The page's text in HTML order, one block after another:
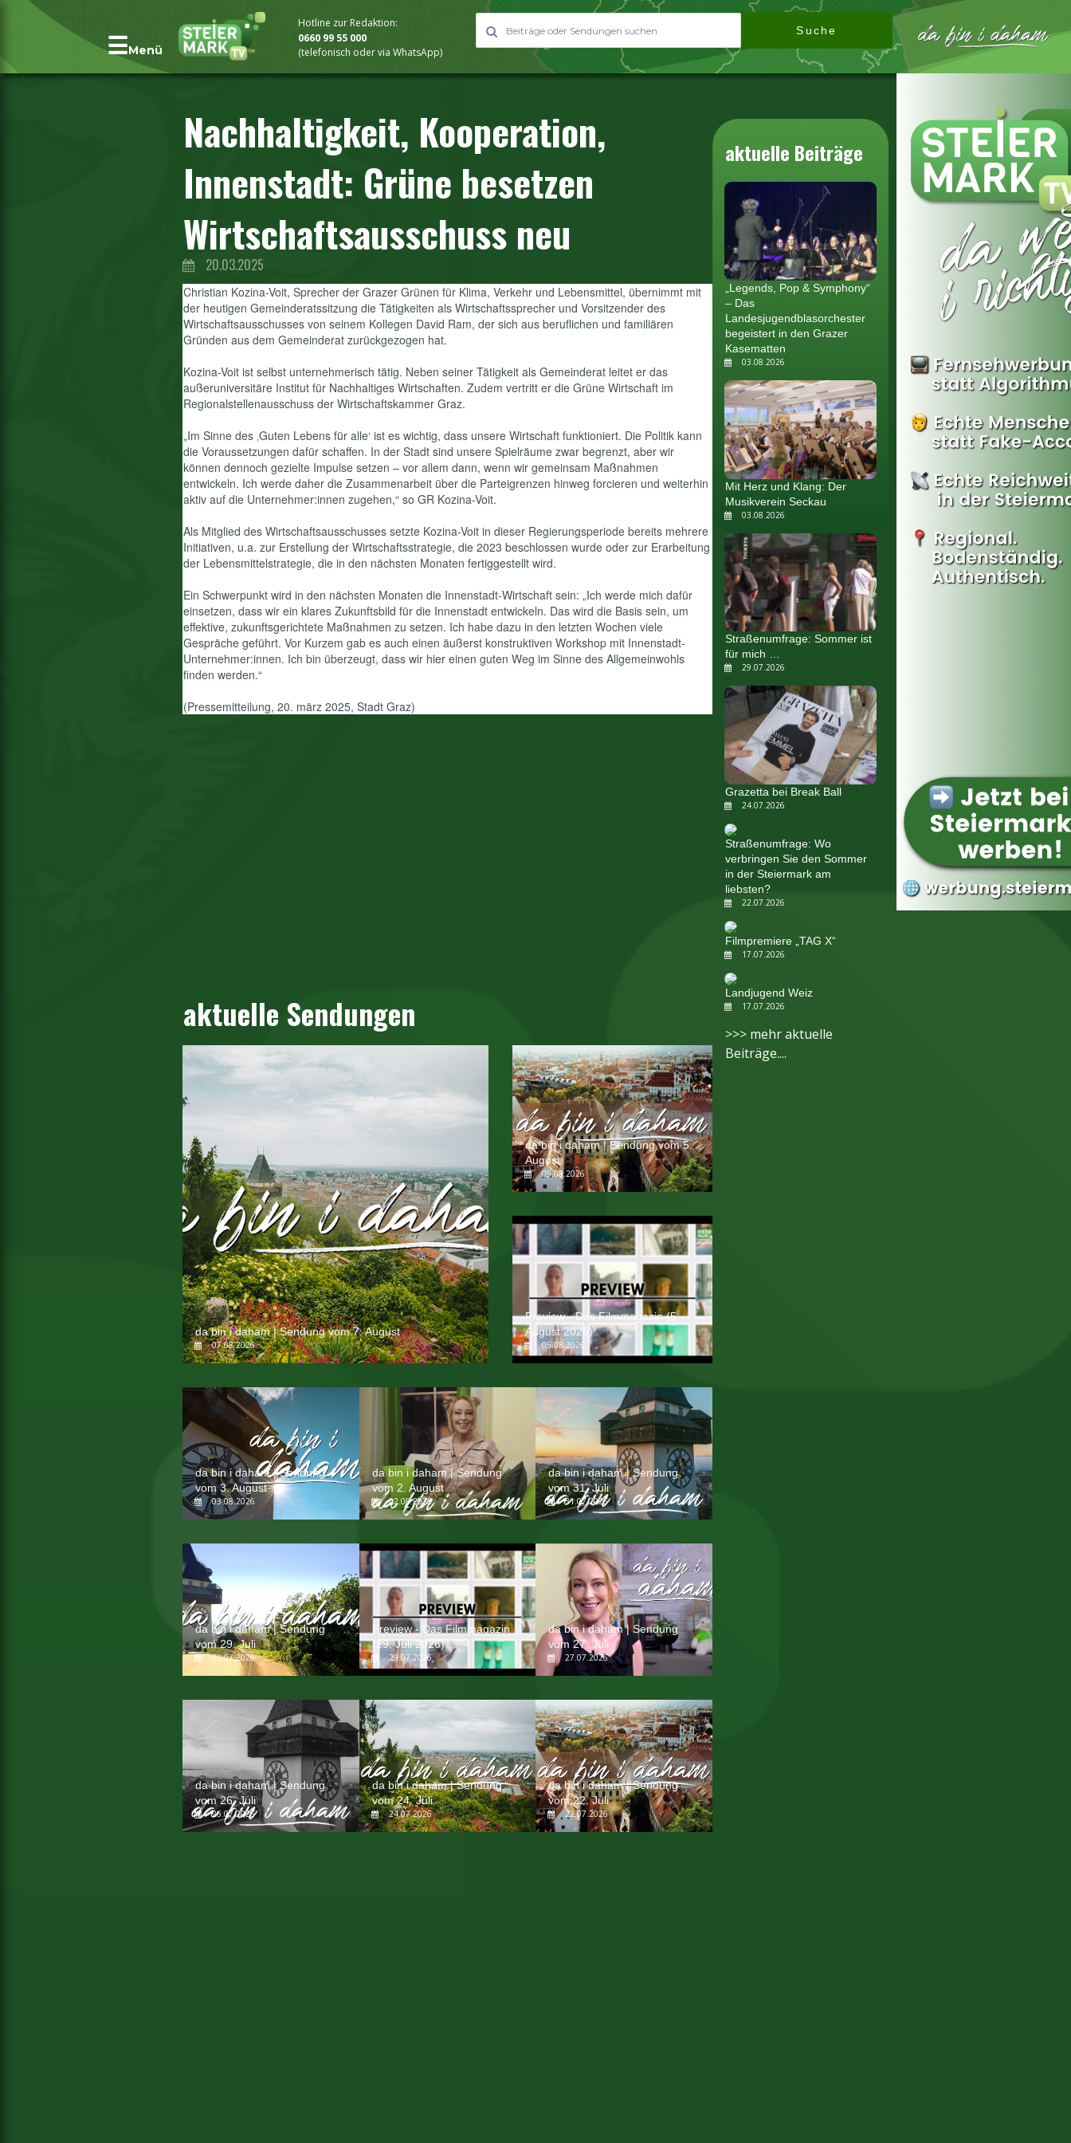
Menü
Hotline zur Redaktion:
0660 99 55 000
(telefonisch oder via WhatsApp)
Suche
Nachhaltigkeit, Kooperation,
Innenstadt: Grüne besetzen
Wirtschaftsausschuss neu
20.03.2025
Christian Kozina-Voit, Sprecher der Grazer Grünen für Klima, Verkehr und Lebensmittel, übernimmt mit
der heutigen Gemeinderatssitzung die Tätigkeiten als Wirtschaftssprecher und Vorsitzender des
Wirtschaftsausschusses von seinem Kollegen David Ram, der sich aus beruflichen und familiären
Gründen aus dem Gemeinderat zurückgezogen hat.
Kozina-Voit ist selbst unternehmerisch tätig. Neben seiner Tätigkeit als Gemeinderat leitet er das
außeruniversitäre Institut für Nachhaltiges Wirtschaften. Zudem vertritt er die Grüne Wirtschaft im
Regionalstellenausschuss der Wirtschaftskammer Graz.
„Im Sinne des ‚Guten Lebens für alle‘ ist es wichtig, dass unsere Wirtschaft funktioniert. Die Politik kann
die Voraussetzungen dafür schaffen. In der Stadt sind unsere Spielräume zwar begrenzt, aber wir
können dennoch gezielte Impulse setzen – vor allem dann, wenn wir gemeinsam Maßnahmen
entwickeln. Ich werde daher die Zusammenarbeit über die Parteigrenzen hinweg forcieren und weiterhin
aktiv auf die Unternehmer:innen zugehen,“ so GR Kozina-Voit.
Als Mitglied des Wirtschaftsausschusses setzte Kozina-Voit in dieser Regierungsperiode bereits mehrere
Initiativen, u.a. zur Erstellung der Wirtschaftsstrategie, die 2023 beschlossen wurde oder zur Erarbeitung
der Lebensmittelstrategie, die in den nächsten Monaten fertiggestellt wird.
Ein Schwerpunkt wird in den nächsten Monaten die Innenstadt-Wirtschaft sein: „Ich werde mich dafür
einsetzen, dass wir ein klares Zukunftsbild für die Innenstadt entwickeln. Das wird die Basis sein, um
effektive, zukunftsgerichtete Maßnahmen zu setzen. Ich habe dazu in den letzten Wochen viele
Gespräche geführt. Vor Kurzem gab es auch einen äußerst konstruktiven Workshop mit Innenstadt-
Unternehmer:innen. Ich bin überzeugt, dass wir hier einen guten Weg im Sinne des Allgemeinwohls
finden werden.“
(Pressemitteilung, 20. märz 2025, Stadt Graz)
aktuelle Sendungen
da bin i daham | Sendung vom 7. August
07.08.2026
da bin i daham | Sendung vom 5.
August
05.08.2026
Preview - Das Filmmagazin (5.
August 2026)
05.08.2026
da bin i daham | Sendung
vom 3. August
03.08.2026
da bin i daham | Sendung
vom 2. August
02.08.2026
da bin i daham | Sendung
vom 31. Juli
31.07.2026
da bin i daham | Sendung
vom 29. Juli
29.07.2026
Preview - Das Filmmagazin
(29. Juli 2026)
29.07.2026
da bin i daham | Sendung
vom 27. Juli
27.07.2026
da bin i daham | Sendung
vom 26. Juli
26.07.2026
da bin i daham | Sendung
vom 24. Juli
24.07.2026
da bin i daham | Sendung
vom 22. Juli
22.07.2026
aktuelle Beiträge
„Legends, Pop & Symphony“
– Das
Landesjugendblasorchester
begeistert in den Grazer
Kasematten
03.08.2026
Mit Herz und Klang: Der
Musikverein Seckau
03.08.2026
Straßenumfrage: Sommer ist
für mich …
29.07.2026
Grazetta bei Break Ball
24.07.2026
Straßenumfrage: Wo
verbringen Sie den Sommer
in der Steiermark am
liebsten?
22.07.2026
Filmpremiere „TAG X“
17.07.2026
Landjugend Weiz
17.07.2026
>>> mehr aktuelle
Beiträge....